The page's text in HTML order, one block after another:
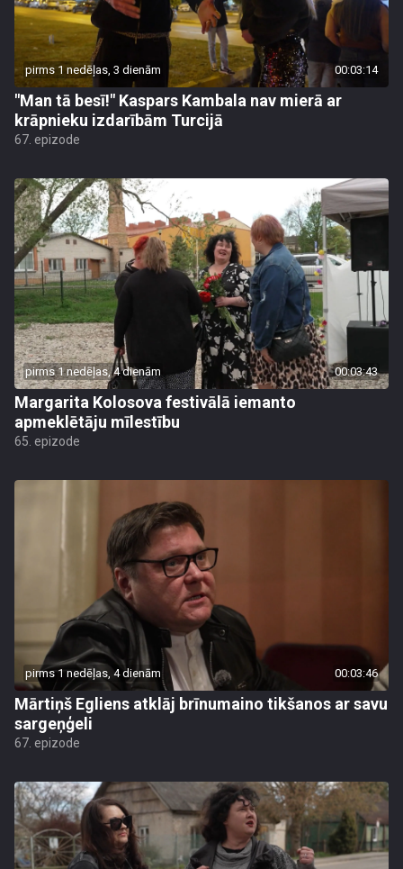
pirms 1 nedēļas, 3 dienām 00:03:14
"Man tā besī!" Kaspars Kambala nav mierā ar
krāpnieku izdarībām Turcijā
67. epizode
pirms 1 nedēļas, 4 dienām 00:03:43
Margarita Kolosova festivālā iemanto
apmeklētāju mīlestību
65. epizode
pirms 1 nedēļas, 4 dienām 00:03:46
Mārtiņš Egliens atklāj brīnumaino tikšanos ar savu
sargeņģeli
67. epizode